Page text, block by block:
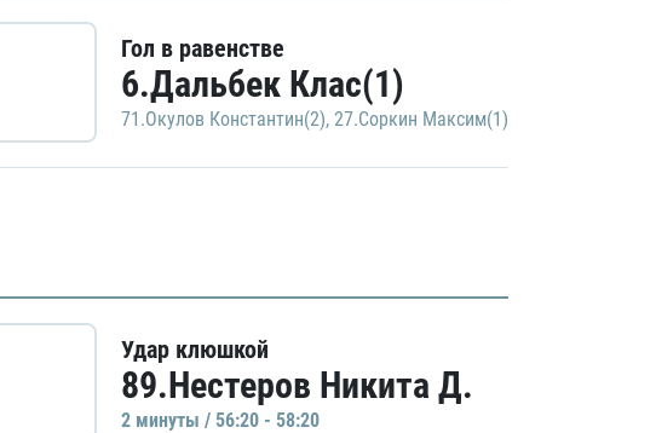
Гол в равенстве
6.Дальбек Клас(1)
71.Окулов Константин(2), 27.Соркин Максим(1)
Удар клюшкой
89.Нестеров Никита Д.
2 минуты / 56:20 - 58:20